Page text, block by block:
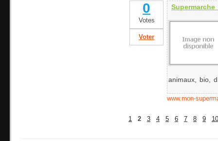
0
Votes
Voter
animaux, bio,
www.mon-
1 2 3 4 5 6 7 8 9 10